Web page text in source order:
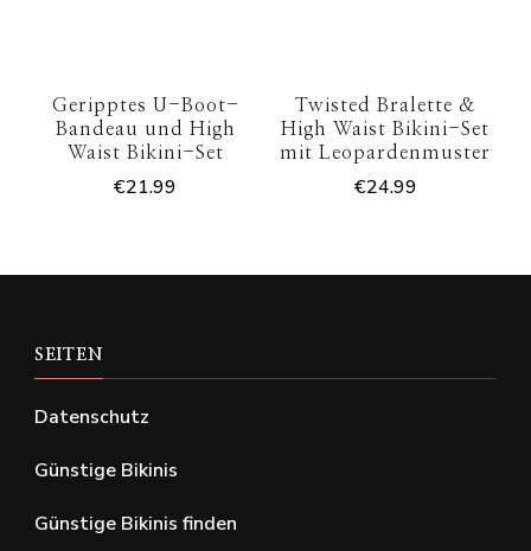
Geripptes U-Boot-
Bandeau und High
Waist Bikini-Set
€21.99
Twisted Bralette &
High Waist Bikini-Set
mit Leopardenmuster
€24.99
SEITEN
Datenschutz
Günstige Bikinis
Günstige Bikinis finden